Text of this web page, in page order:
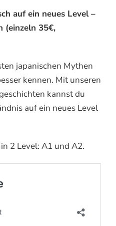
auf ein neues Level –
(einzeln 35€,
japanischen Mythen
kennen. Mit unseren
kannst du
auf ein neues Level
2 Level: A1 und A2.